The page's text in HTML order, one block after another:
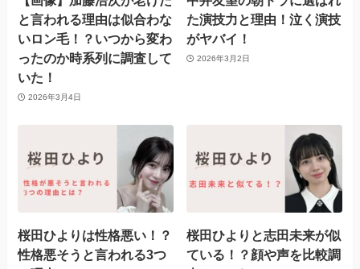
と言われる理由は似合わな
いロン毛！？いつから変わ
ったのか時系列に調査して
いた！
2026年3月4日
た演技力と理由！泣く演技
がヤバイ！
2026年3月2日
桜田ひよりは性格悪い！？
性格悪そうと言われる3つ
桜田ひよりと志田未来が似
ている！？顔や声を比較調